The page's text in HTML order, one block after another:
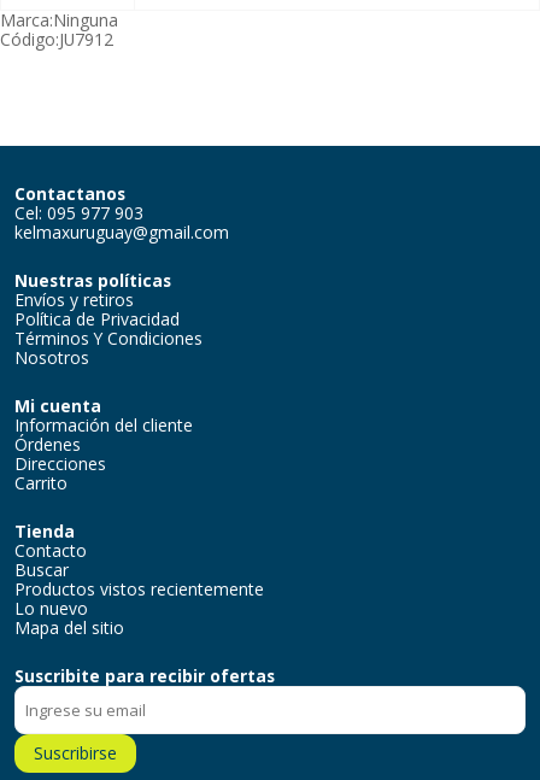
Marca:Ninguna
Código:JU7912
Contactanos
Cel: 095 977 903
kelmaxuruguay@gmail.com
Nuestras políticas
Envíos y retiros
Política de Privacidad
Términos Y Condiciones
Nosotros
Mi cuenta
Información del cliente
Órdenes
Direcciones
Carrito
Tienda
Contacto
Buscar
Productos vistos recientemente
Lo nuevo
Mapa del sitio
Suscribite para recibir ofertas
Suscribirse